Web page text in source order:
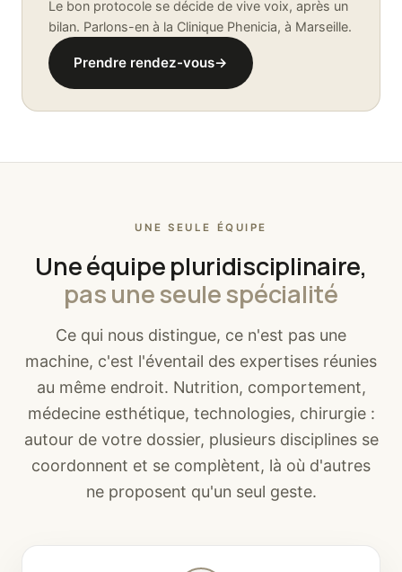
Le bon protocole se décide de vive voix, après un
bilan. Parlons-en à la Clinique Phenicia, à Marseille.
Prendre rendez-vous→
UNE SEULE ÉQUIPE
Une équipe pluridisciplinaire,
pas une seule spécialité
Ce qui nous distingue, ce n'est pas une
machine, c'est l'éventail des expertises réunies
au même endroit. Nutrition, comportement,
médecine esthétique, technologies, chirurgie :
autour de votre dossier, plusieurs disciplines se
coordonnent et se complètent, là où d'autres
ne proposent qu'un seul geste.